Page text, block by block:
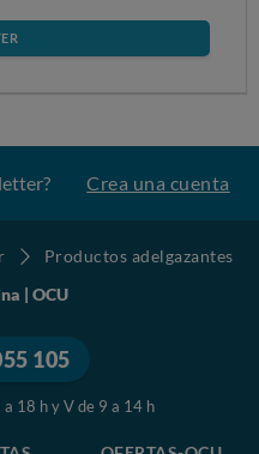
Crea una cuenta
Productos adelgazantes
| OCU
105
a 18 h y V de 9 a 14 h